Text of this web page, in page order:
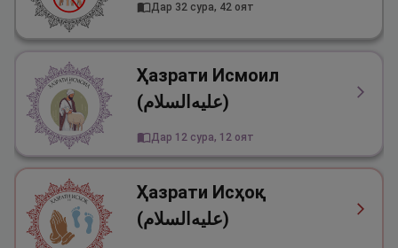
Дар 32 сура, 42 оят
Ҳазрати Исмоил
(علیه‌السلام)
Дар 12 сура, 12 оят
Ҳазрати Исҳоқ
(علیه‌السلام)